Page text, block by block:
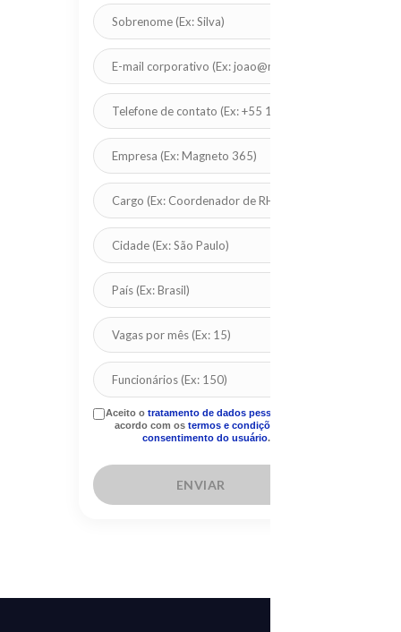
Aceito o tratamento de dados pessoais
acordo com os termos e condições
consentimento do usuário.